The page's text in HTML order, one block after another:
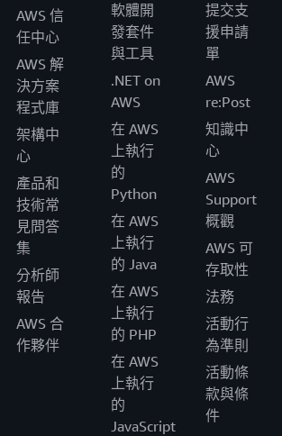
AWS 信
任中心
AWS 解
決方案
程式庫
架構中
心
產品和
技術常
見問答
集
分析師
報告
AWS 合
作夥伴
軟體開
發套件
與工具
.NET on
AWS
在 AWS
上執行
的
Python
在 AWS
上執行
的 Java
在 AWS
上執行
的 PHP
在 AWS
上執行
的
JavaScript
提交支
援申請
單
AWS
re:Post
知識中
心
AWS
Support
概觀
AWS 可
存取性
法務
活動行
為準則
活動條
款與條
件